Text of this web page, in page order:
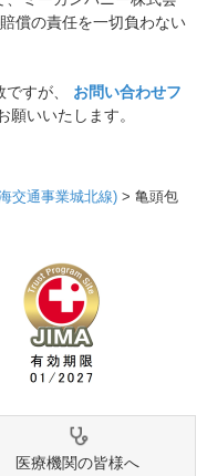
償の責任を一切負わない
すが、 お問い合わせフ
いいたします。
交通事業城北線) > 亀頭包
医療機関の皆様へ